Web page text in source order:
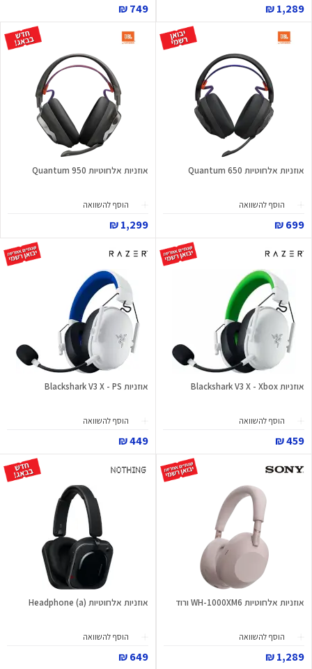
1,289 ₪
749 ₪
אוזניות אלחוטיות Quantum 650
הוסף להשוואה
699 ₪
אוזניות אלחוטיות Quantum 950
הוסף להשוואה
1,299 ₪
אוזניות Blackshark V3 X - Xbox
הוסף להשוואה
459 ₪
אוזניות Blackshark V3 X - PS
הוסף להשוואה
449 ₪
אוזניות אלחוטיות WH-1000XM6 ורוד
הוסף להשוואה
1,289 ₪
אוזניות אלחוטיות Headphone (a)
הוסף להשוואה
649 ₪